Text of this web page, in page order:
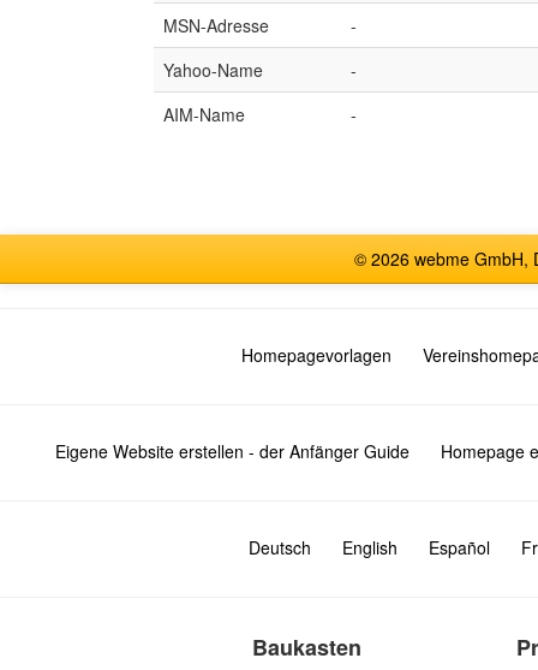
MSN-Adresse
-
Yahoo-Name
-
AIM-Name
-
© 2026 webme GmbH,
Homepagevorlagen
Eigene Website erstellen - der Anfänger Guide Homepage
Deutsch English Español
Baukasten